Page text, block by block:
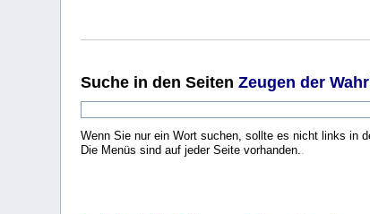
Suche in den SeitenZeugen der
Wenn Sie nur ein Wort suchen, sollte es nicht links in
Die Menüs sind auf jeder Seite vorhanden..